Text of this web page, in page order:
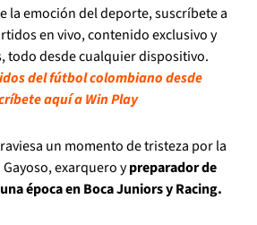
la emoción del deporte, suscríbete a
en vivo, contenido exclusivo y
todo desde cualquier dispositivo.
del fútbol colombiano desde
aquí a Win Play
un momento de tristeza por la
exarquero ypreparador de
época en Boca Juniors y Racing.